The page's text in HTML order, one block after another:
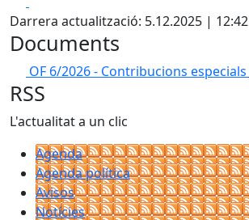
Darrera actualització: 5.12.2025 | 12:42
Documents
OF 6/2026 - Contribucions especials
RSS
L'actualitat a un clic
Agenda
Agenda política
Avisos
Notícies